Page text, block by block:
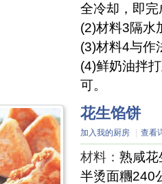
全冷却，即
(2)材料3隔水
(3)材料4与作
(4)鲜奶油拌
可。
花生馅饼
加入我的厨房 查看
材料： 熟咸花
半烫面糰240